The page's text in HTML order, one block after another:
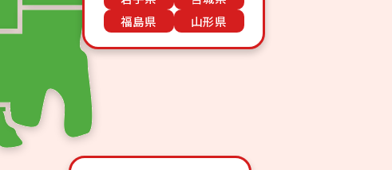
福島県
山形県